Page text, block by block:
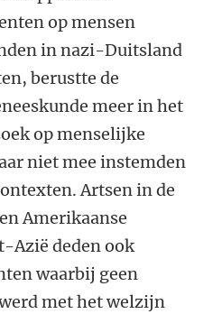
op mensen
in nazi-Duitsland
berustte de
meer in het
op menselijke
niet mee instemden
Artsen in de
Amerikaanse
Azië deden ook
waarbij geen
met het welzijn